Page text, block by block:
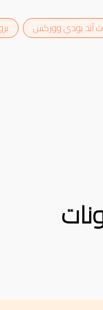
أند بودي ووركس